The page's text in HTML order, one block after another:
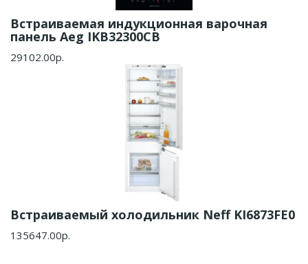
Встраиваемая индукционная варочная
панель Aeg IKB32300CB
29102.00р.
Встраиваемый холодильник Neff KI6873FE0
135647.00р.